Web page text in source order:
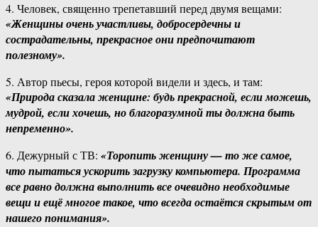
4. Человек, священно трепетавший перед двумя вещами:
«Женщины очень участливы, добросердечны и
сострадательны, прекрасное они предпочитают
полезному».
5. Автор пьесы, героя которой видели и здесь, и там:
«Природа сказала женщине: будь прекрасной, если можешь,
мудрой, если хочешь, но благоразумной ты должна быть
непременно».
6. Дежурный с ТВ: «Торопить женщину — то же самое,
что пытаться ускорить загрузку компьютера. Программа
все равно должна выполнить все очевидно необходимые
вещи и ещё многое такое, что всегда остаётся скрытым от
нашего понимания».